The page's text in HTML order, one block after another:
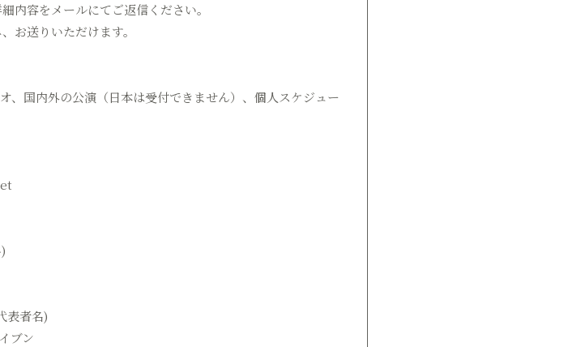
内容をメールにてご返信ください。
お送りいただけます。
、国内外の公演（日本は受付できません）、個人スケジュー
表者名)
ブン